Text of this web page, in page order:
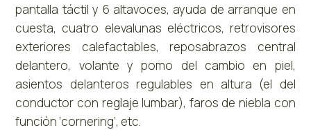
pantalla táctil y 6 altavoces, ayuda de arranque en
cuesta, cuatro elevalunas eléctricos, retrovisores
exteriores calefactables, reposabrazos central
delantero, volante y pomo del cambio en piel,
asientos delanteros regulables en altura (el del
conductor con reglaje lumbar), faros de niebla con
función ‘cornering’, etc.